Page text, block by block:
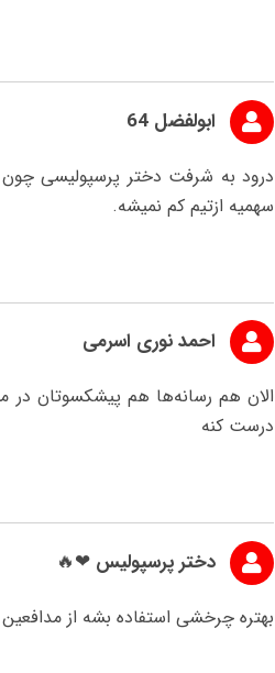
ابولفضل 64
درود به شرفت دختر پرسپولیسی چون
سهمیه ازتیم کم نمیشه.
احمد نوری اسرمی
الان هم رسانه‌ها هم پیشکسوتان در
درست کنه
دختر پرسپولیس ❤🔥
بهتره چرخشی استفاده بشه از